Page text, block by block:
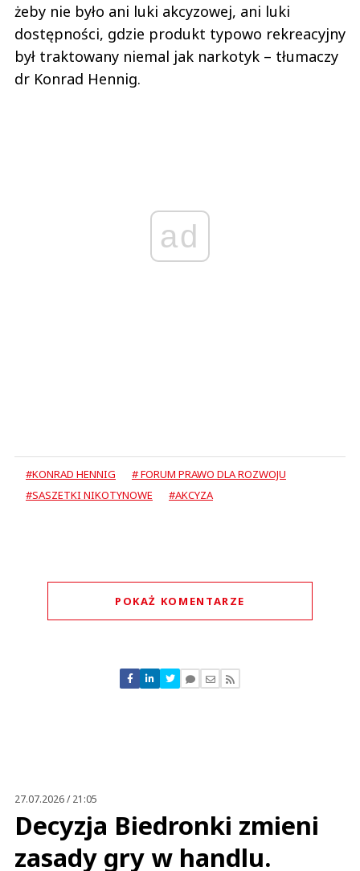
żeby nie było ani luki akcyzowej, ani luki
dostępności, gdzie produkt typowo rekreacyjny
był traktowany niemal jak narkotyk – tłumaczy
dr Konrad Hennig.
ad
#KONRAD HENNIG
# FORUM PRAWO DLA ROZWOJU
#SASZETKI NIKOTYNOWE
#AKCYZA
POKAŻ KOMENTARZE
Nie znaleziono komentarzy
Zostaw swoje komentarze
27.07.2026 / 21:05
Decyzja Biedronki zmieni
zasady gry w handlu.